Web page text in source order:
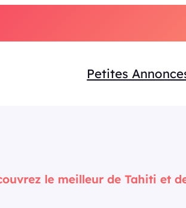
Petites
le meilleur de Tahiti et